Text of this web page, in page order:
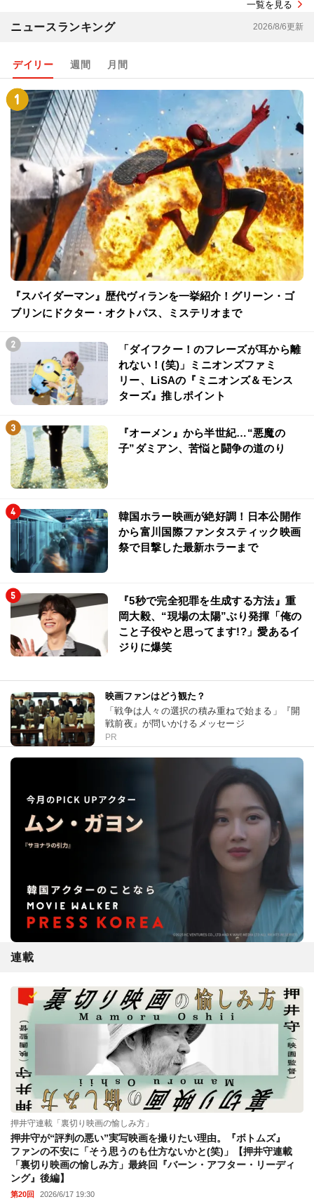
一覧を見る
ニュースランキング 2026/8/6更新
デイリー 週間 月間
『スパイダーマン』歴代ヴィランを一挙紹介！グリーン・ゴ
ブリンにドクター・オクトパス、ミステリオまで
「ダイフクー！のフレーズが耳から離
れない！(笑)」ミニオンズファミ
リー、LiSAの『ミニオンズ＆モンス
ターズ』推しポイント
『オーメン』から半世紀…“悪魔の
子”ダミアン、苦悩と闘争の道のり
韓国ホラー映画が絶好調！日本公開作
から富川国際ファンタスティック映画
祭で目撃した最新ホラーまで
『5秒で完全犯罪を生成する方法』重
岡大毅、“現場の太陽”ぶり発揮「俺の
こと子役やと思ってます!?」愛あるイ
ジりに爆笑
映画ファンはどう観た？
「戦争は人々の選択の積み重ねで始まる」『開
戦前夜』が問いかけるメッセージ
PR
連載
押井守連載「裏切り映画の愉しみ方」
押井守が“評判の悪い”実写映画を撮りたい理由。『ボトムズ』
ファンの不安に「そう思うのも仕方ないかと(笑)」【押井守連載
「裏切り映画の愉しみ方」最終回『バーン・アフター・リーディ
ング』後編】
第20回 2026/6/17 19:30